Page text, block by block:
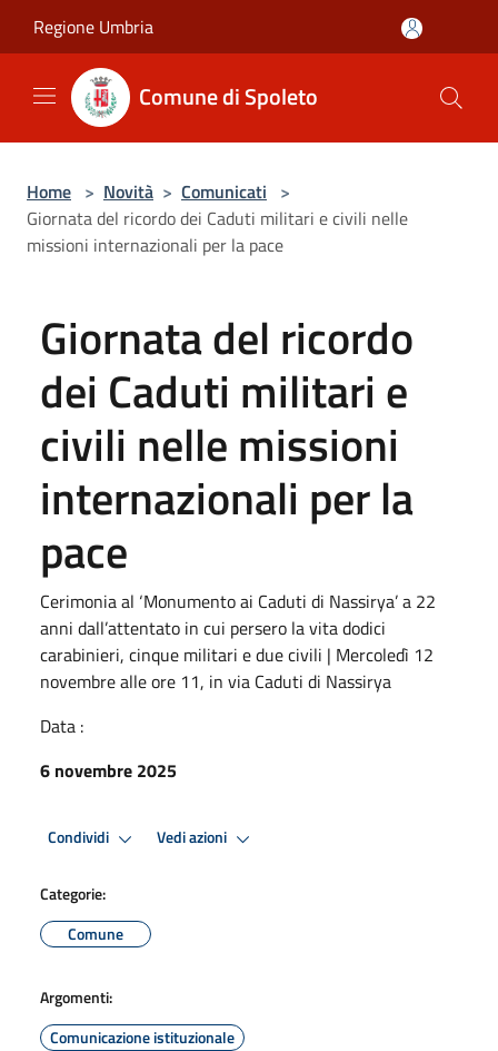
Regione Umbria
Comune di Spoleto
Home > Novità > Comunicati >
Giornata del ricordo dei Caduti militari e civili nelle
missioni internazionali per la pace
Giornata del ricordo
dei Caduti militari e
civili nelle missioni
internazionali per la
pace
Cerimonia al ‘Monumento ai Caduti di Nassirya’ a 22
anni dall’attentato in cui persero la vita dodici
carabinieri, cinque militari e due civili | Mercoledì 12
novembre alle ore 11, in via Caduti di Nassirya
Data :
6 novembre 2025
Condividi Vedi azioni
Categorie:
Comune
Argomenti:
Comunicazione istituzionale